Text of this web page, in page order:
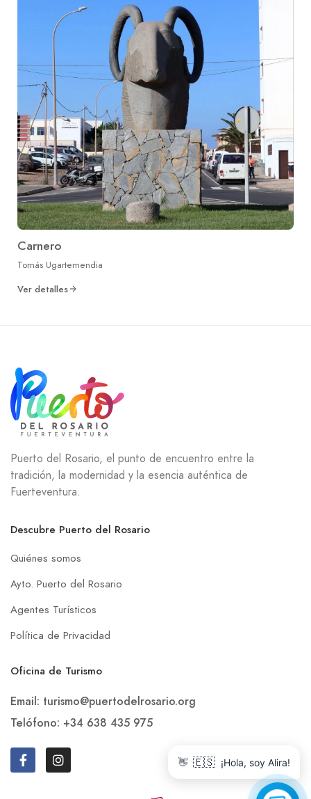
Carnero
Tomás Ugartemendia
Ver detalles
Puerto del Rosario, el punto de encuentro entre la
tradición, la modernidad y la esencia auténtica de
Fuerteventura.
Descubre Puerto del Rosario
Quiénes somos
Ayto. Puerto del Rosario
Agentes Turísticos
Política de Privacidad
Oficina de Turismo
Email: turismo@puertodelrosario.org
Telófono: +34 638 435 975
👋 🇪🇸 ¡Hola, soy Alira!